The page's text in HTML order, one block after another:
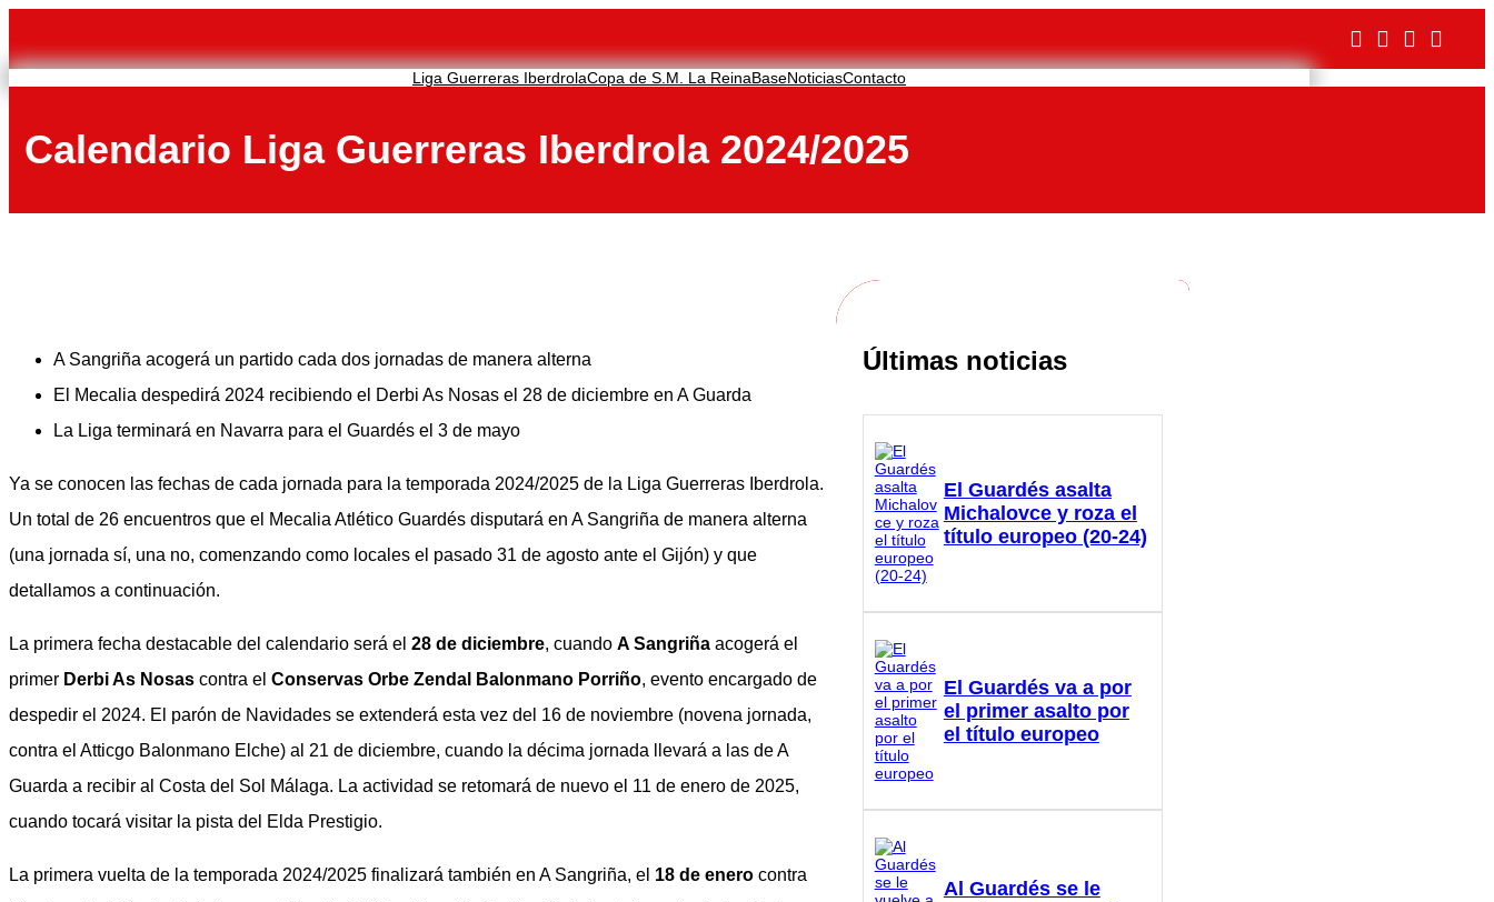
contenido
Liga Guerreras IberdrolaCopa de S.M. La ReinaBaseNoticiasContacto
Calendario Liga Guerreras Iberdrola 2024/2025
A Sangriña acogerá un partido cada dos jornadas de manera alterna
El Mecalia despedirá 2024 recibiendo el Derbi As Nosas el 28 de diciembre en A Guarda
La Liga terminará en Navarra para el Guardés el 3 de mayo
Ya se conocen las fechas de cada jornada para la temporada 2024/2025 de la Liga Guerreras Iberdrola.
Un total de 26 encuentros que el Mecalia Atlético Guardés disputará en A Sangriña de manera alterna
(una jornada sí, una no, comenzando como locales el pasado 31 de agosto ante el Gijón) y que
detallamos a continuación.
La primera fecha destacable del calendario será el 28 de diciembre, cuando A Sangriña acogerá el
primer Derbi As Nosas contra el Conservas Orbe Zendal Balonmano Porriño, evento encargado de
despedir el 2024. El parón de Navidades se extenderá esta vez del 16 de noviembre (novena jornada,
contra el Atticgo Balonmano Elche) al 21 de diciembre, cuando la décima jornada llevará a las de A
Guarda a recibir al Costa del Sol Málaga. La actividad se retomará de nuevo el 11 de enero de 2025,
cuando tocará visitar la pista del Elda Prestigio.
La primera vuelta de la temporada 2024/2025 finalizará también en A Sangriña, el 18 de enero contra
Últimas noticias
El Guardés asalta
Michalovce y roza el
título europeo (20-24)
El Guardés va a por
el primer asalto por
el título europeo
Al Guardés se le